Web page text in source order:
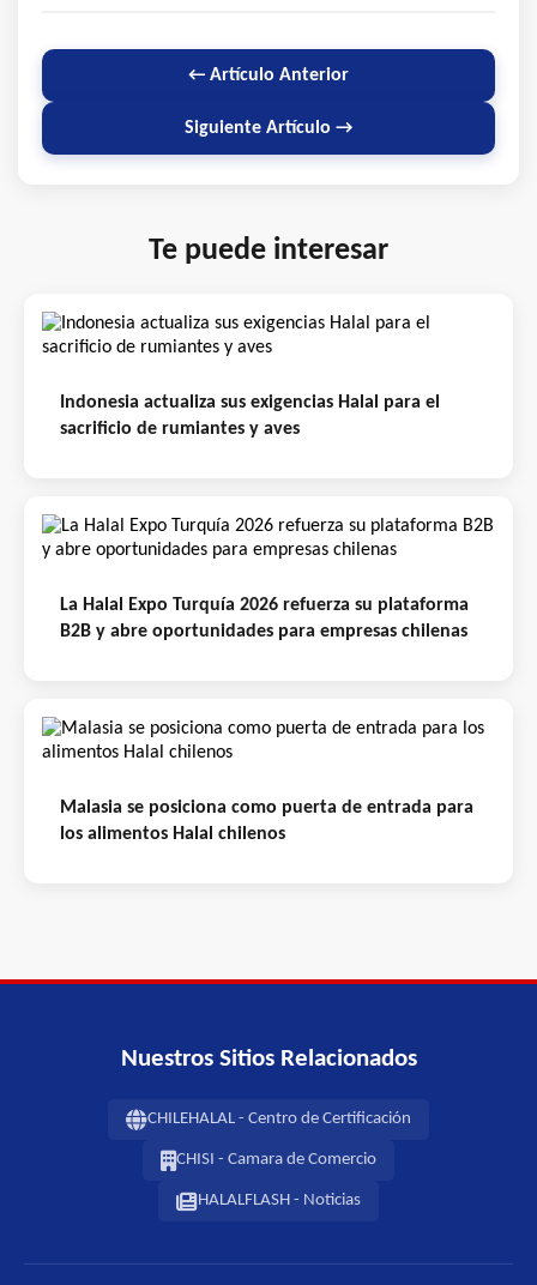
← Artículo Anterior
Siguiente Artículo →
Te puede interesar
Indonesia actualiza sus exigencias Halal para el
sacrificio de rumiantes y aves
La Halal Expo Turquía 2026 refuerza su plataforma
B2B y abre oportunidades para empresas chilenas
Malasia se posiciona como puerta de entrada para
los alimentos Halal chilenos
Nuestros Sitios Relacionados
CHILEHALAL - Centro de Certificación
CHISI - Camara de Comercio
HALALFLASH - Noticias